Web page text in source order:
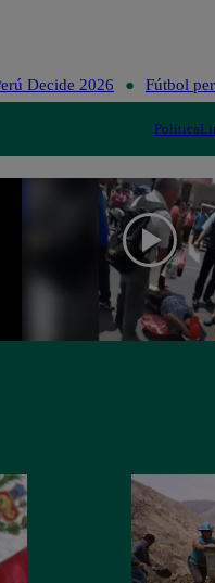
Decide 2026 Fútbol
Política